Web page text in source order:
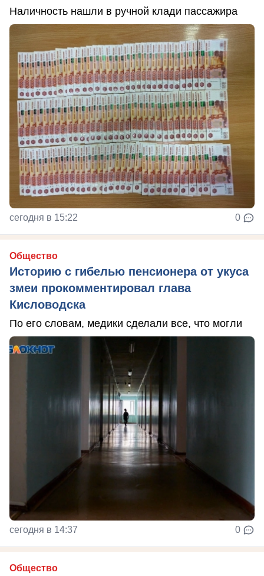
Наличность нашли в ручной клади пассажира
сегодня в 15:22 0
Общество
Историю с гибелью пенсионера от укуса
змеи прокомментировал глава
Кисловодска
По его словам, медики сделали все, что могли
сегодня в 14:37 0
Общество